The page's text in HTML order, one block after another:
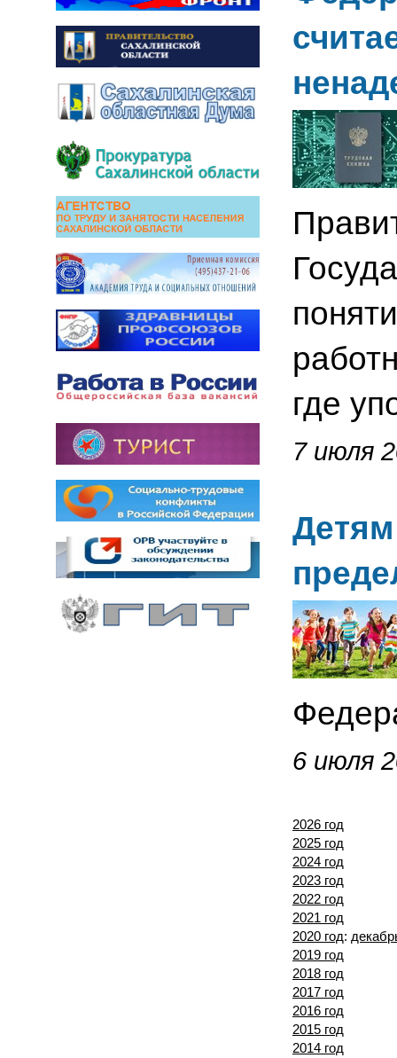
где
7 июля
Детям
6 июля
2026 год
2025 год
2024 год
2023 год
2022 год
2021 год
2020 год:
2019 год
2018 год
2017 год
2016 год
2015 год
2014 год